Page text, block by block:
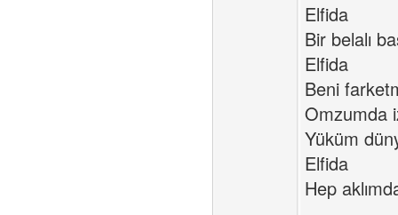
Elfida
Bir belalı
Elfida
Beni
Omzumda
Yüküm
Elfida
Hep